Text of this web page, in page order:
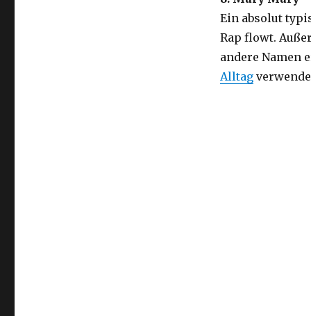
Ein absolut
Rap flowt.
andere Namen
Alltag